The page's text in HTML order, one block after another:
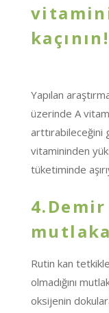
Yapılan
üzerinde A
vitamininden
tüketiminde
4.Demir
Rutin kan
olmadığını
oksijenin